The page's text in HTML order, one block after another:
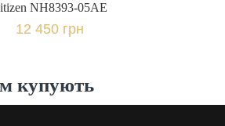
NH8393-05AE
12 450 грн
купують